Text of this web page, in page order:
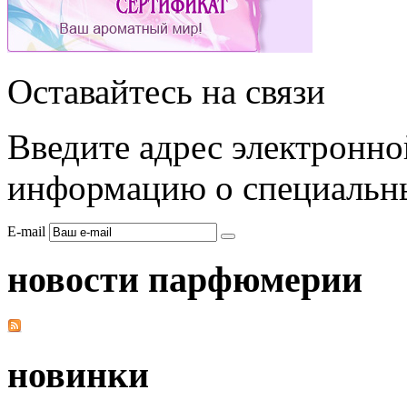
Оставайтесь на связи
Введите адрес
информацию о
E-mail
новости парфюмерии
новинки